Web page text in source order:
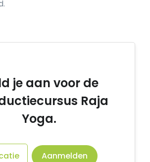
je aan voor de
Raja
Yoga.
Aanmelden